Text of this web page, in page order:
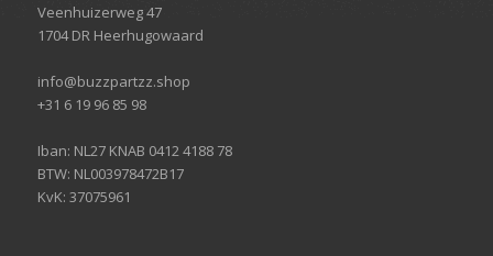
Veenhuizerweg 47
1704 DR Heerhugowaard
info@buzzpartzz.shop
+31 6 19 96 85 98
Iban: NL27 KNAB 0412 4188 78
BTW: NL003978472B17
KvK: 37075961